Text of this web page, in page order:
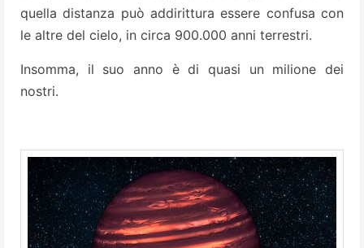
quella distanza può addirittura essere confusa con
le altre del cielo, in circa 900.000 anni terrestri.
Insomma, il suo anno è di quasi un milione dei
nostri.